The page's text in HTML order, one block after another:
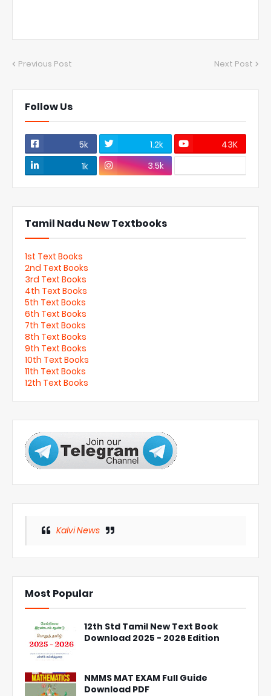
Previous Post Next Post
Follow Us
5k 1.2k
43K
1k
3.5k
Tamil Nadu New Textbooks
1st Text Books
2nd Text Books
3rd Text Books
4th Text Books
5th Text Books
6th Text Books
7th Text Books
8th Text Books
9th Text Books
10th Text Books
11th Text Books
12th Text Books
Kalvi News
Most Popular
12th Std Tamil New Text Book
Download 2025 - 2026 Edition
NMMS MAT EXAM Full Guide
Download PDF